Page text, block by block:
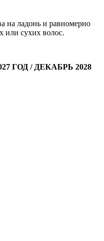
на ладонь и равномерно
или сухих волос.
ГОД / ДЕКАБРЬ 2028